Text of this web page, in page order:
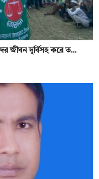
জীবন দূর্বিসহ করে ত...